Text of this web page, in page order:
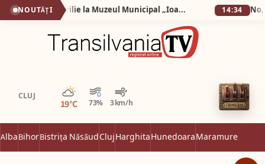
NOUTĂȚI Exponatul lunii aprilie la Muzeul Municipal „Ioan Raica” Sebeș: „Îngroparea lui Iisus Hristos”, icoană pe sticlă realizată de iconarul Florin Poenariu 14:34
CLUJ
19°C 73% 3 km/h
Parțial noros
AlbaBihorBistrița NăsăudClujHarghitaHunedoaraMaramureș